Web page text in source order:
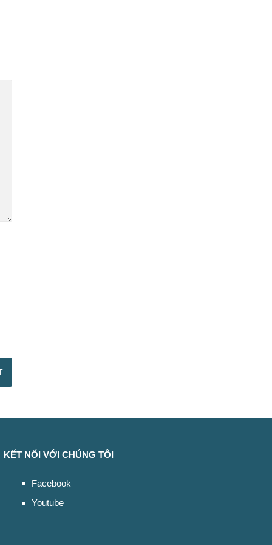
KẾT NỐI VỚI CHÚNG TÔI
Facebook
Youtube